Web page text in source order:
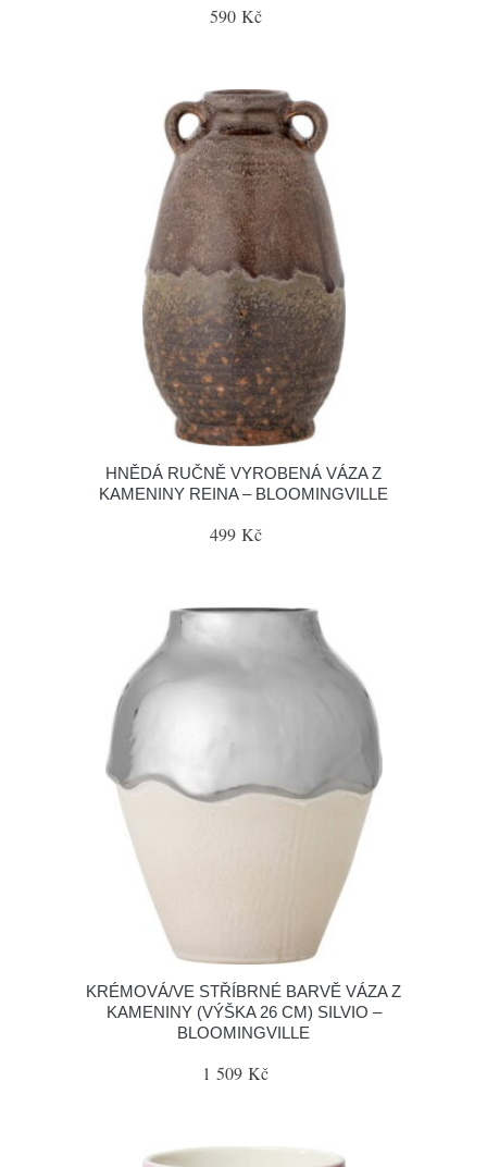
590 Kč
HNĚDÁ RUČNĚ VYROBENÁ VÁZA Z
KAMENINY REINA – BLOOMINGVILLE
499 Kč
KRÉMOVÁ/VE STŘÍBRNÉ BARVĚ VÁZA Z
KAMENINY (VÝŠKA 26 CM) SILVIO –
BLOOMINGVILLE
1 509 Kč